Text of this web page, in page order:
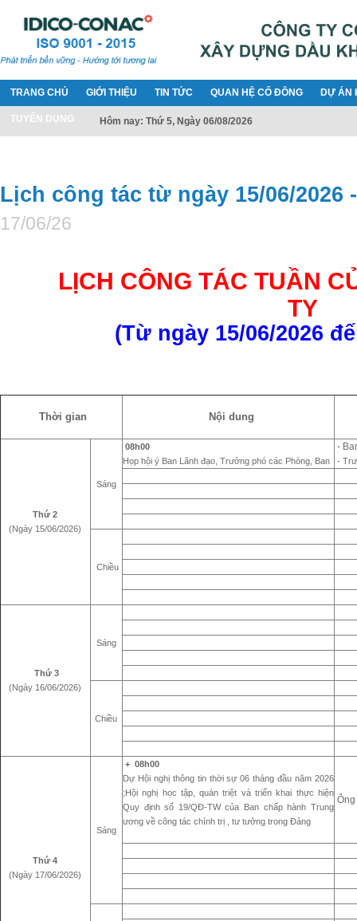
TRANG CHỦ GIỚI THIỆU TIN TỨC QUAN HỆ CỔ ĐÔNG DỰ ÁN
TUYỂN DỤNG Hôm nay: Thứ 5, Ngày 06/08/2026
Lịch công tác từ ngày 15/06/2026
17/06/26
LỊCH CÔNG TÁC TUẦN
TY
(Từ ngày 15/06/2026
Thời gian Nội dung
Thứ 2
(Ngày 15/06/2026)
Sáng
08h00
Họp hội ý Ban Lãnh đạo, Trưởng phó các Phòng, Ban
-
-
Chiều
Thứ 3
(Ngày 16/06/2026)
Sáng
Chiều
Thứ 4
(Ngày 17/06/2026)
Sáng
+ 08h00
Dự Hội nghị thông tin thời sự 06 tháng đầu năm 2026
;Hội nghị học tập, quán triệt và triển khai thực hiện
Quy định số 19/QĐ-TW của Ban chấp hành Trung
ương về công tác chính trị , tư tưởng trong Đảng